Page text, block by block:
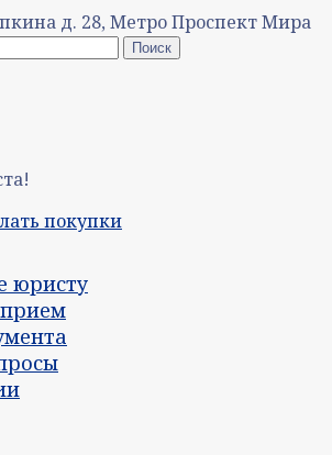
д. 28, Метро Проспект Мира
покупки
юристу